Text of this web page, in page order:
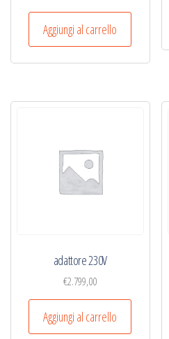
Aggiungi al carrello
adattore 230V
€2.799,00
Aggiungi al carrello